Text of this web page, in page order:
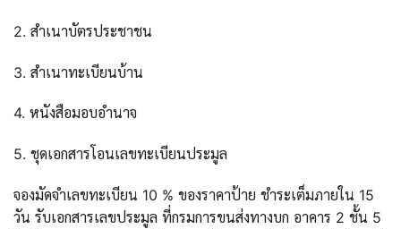
2. สำเนาบัตรประชาชน
3. สำเนาทะเบียนบ้าน
4. หนังสือมอบอำนาจ
5. ชุดเอกสารโอนเลขทะเบียนประมูล
จองมัดจำเลขทะเบียน 10 % ของราคาป้าย ชำระเต็มภายใน 15
วัน รับเอกสารเลขประมูล ที่กรมการขนส่งทางบก อาคาร 2 ชั้น 5